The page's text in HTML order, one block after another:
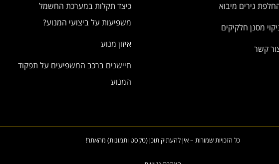
גירים מיבוא
מסנן חלקיקים
קשר
כיצד תקלות במערכת החשמל
משפיעות על ביצועי המנוע?
איזון מנוע
חיישנים ברכב המשפיעים על תפקוד
המנוע
כל הזכויות שמורות – אין להעתיק תוכן (טקסט ותמונות) מהאתר!